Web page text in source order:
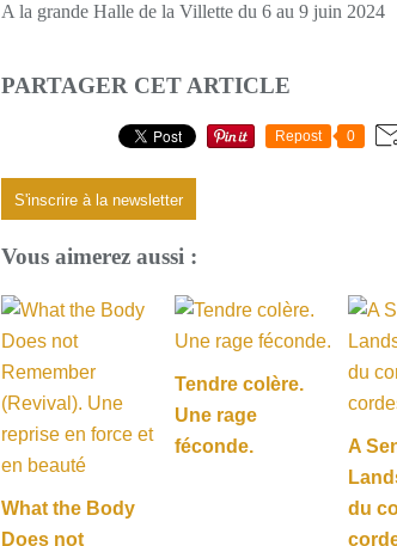
A la grande Halle de la Villette du 6 au 9 juin 2024
PARTAGER CET ARTICLE
Repost 0
S'inscrire à la newsletter
Vous aimerez aussi :
What the Body
Does not
Tendre colère.
Une rage
féconde.
A
du